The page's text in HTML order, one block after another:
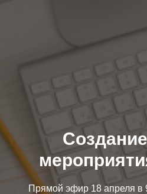
Прямой эфир 18 апреля в